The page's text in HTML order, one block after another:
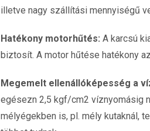
illetve nagy szállítási mennyiségű
Hatékony motorhűtés: A karcsú
biztosít. A motor hűtése hatékony
Megemelt ellenállóképesség a
egésezn 2,5 kgf/cm2 víznyomásig
mélyégekben is, pl. mély kutaknál,